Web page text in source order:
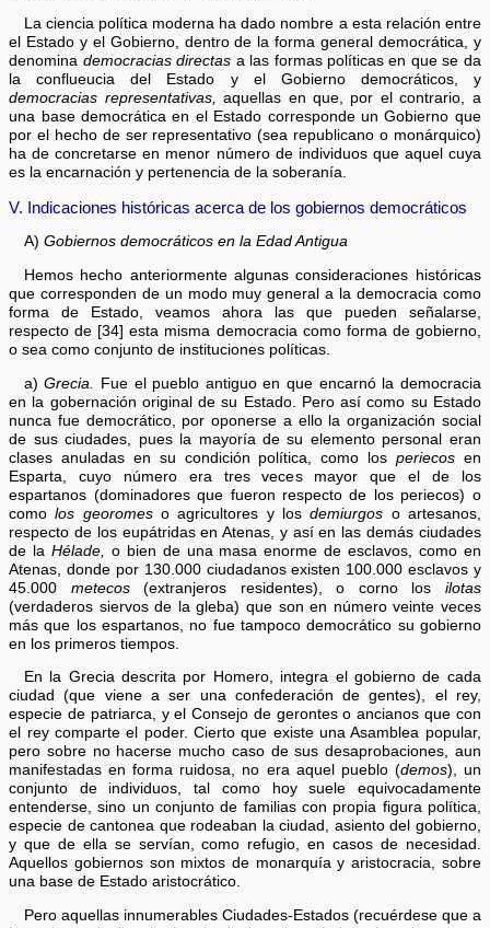
La ciencia política moderna ha dado nombre a esta relación entre
el Estado y el Gobierno, dentro de la forma general democrática, y
denomina democracias directas a las formas políticas en que se da
la conflueucia del Estado y el Gobierno democráticos, y
democracias representativas, aquellas en que, por el contrario, a
una base democrática en el Estado corresponde un Gobierno que
por el hecho de ser representativo (sea republicano o monárquico)
ha de concretarse en menor número de individuos que aquel cuya
es la encarnación y pertenencia de la soberanía.
V. Indicaciones históricas acerca de los gobiernos democráticos
A) Gobiernos democráticos en la Edad Antigua
Hemos hecho anteriormente algunas consideraciones históricas
que corresponden de un modo muy general a la democracia como
forma de Estado, veamos ahora las que pueden señalarse,
respecto de [34] esta misma democracia como forma de gobierno,
o sea como conjunto de instituciones políticas.
a)Grecia.
Fue el pueblo antiguo en que encarnó la democracia
en la gobernación original de su Estado. Pero así como su Estado
nunca fue democrático, por oponerse a ello la organización social
de sus ciudades, pues la mayoría de su elemento personal eran
clases anuladas en su condición política, como los periecos en
Esparta, cuyo número era tres veces mayor que el de los
espartanos (dominadores que fueron respecto de los periecos) o
comolos georomeso agricultores y losdemiurgos o artesanos,
respecto de los eupátridas en Atenas, y así en las demás ciudades
de la Hélade,
o bien de una masa enorme de esclavos, como en
Atenas, donde por 130.000 ciudadanos existen 100.000 esclavos y
45.000 metecos(extranjeros residentes), o corno los ilotas
(verdaderos siervos de la gleba) que son en número veinte veces
más que los espartanos, no fue tampoco democrático su gobierno
en los primeros tiempos.
En la Grecia descrita por Homero, integra el gobierno de cada
ciudad (que viene a ser una confederación de gentes), el rey,
especie de patriarca, y el Consejo de gerontes o ancianos que con
el rey comparte el poder. Cierto que existe una Asamblea popular,
pero sobre no hacerse mucho caso de sus desaprobaciones, aun
manifestadas en forma ruidosa, no era aquel pueblo (demos), un
conjunto de individuos, tal como hoy suele equivocadamente
entenderse, sino un conjunto de familias con propia figura política,
especie de cantonea que rodeaban la ciudad, asiento del gobierno,
y que de ella se servían, como refugio, en casos de necesidad.
Aquellos gobiernos son mixtos de monarquía y aristocracia, sobre
una base de Estado aristocrático.
Pero aquellas innumerables Ciudades-Estados (recuérdese que a